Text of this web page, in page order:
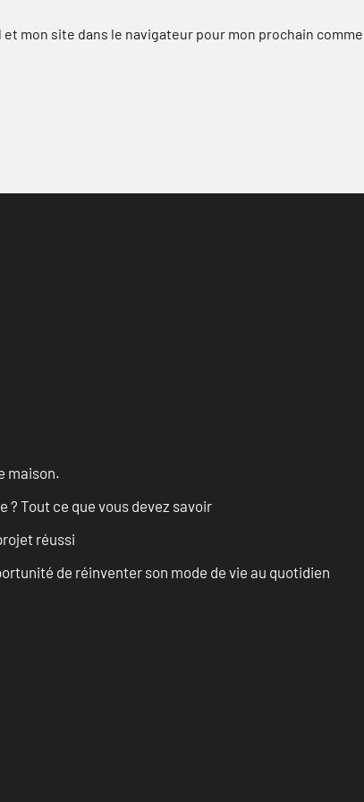
mon site dans le navigateur pour mon prochain
maison.
Tout ce que vous devez savoir
réussi
de réinventer son mode de vie au quotidien